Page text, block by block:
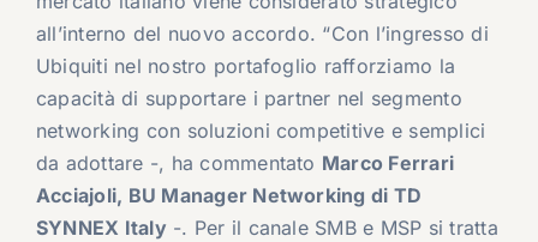
all’interno del nuovo accordo. “Con l’ingresso di
Ubiquiti nel nostro portafoglio rafforziamo la
capacità di supportare i partner nel segmento
networking con soluzioni competitive e semplici
da adottare -, ha commentato Marco Ferrari
Acciajoli, BU Manager Networking di TD
SYNNEX Italy-. Per il canale SMB e MSP si tratta